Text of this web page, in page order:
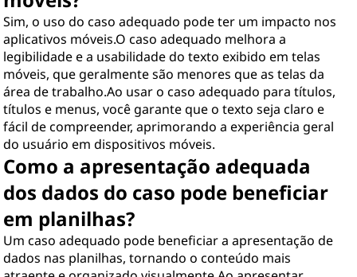
Sim, o uso do caso adequado pode ter um impacto nos
aplicativos móveis.O caso adequado melhora a
legibilidade e a usabilidade do texto exibido em telas
móveis, que geralmente são menores que as telas da
área de trabalho.Ao usar o caso adequado para títulos,
títulos e menus, você garante que o texto seja claro e
fácil de compreender, aprimorando a experiência geral
do usuário em dispositivos móveis.
Como a apresentação adequada
dos dados do caso pode beneficiar
em planilhas?
Um caso adequado pode beneficiar a apresentação de
dados nas planilhas, tornando o conteúdo mais